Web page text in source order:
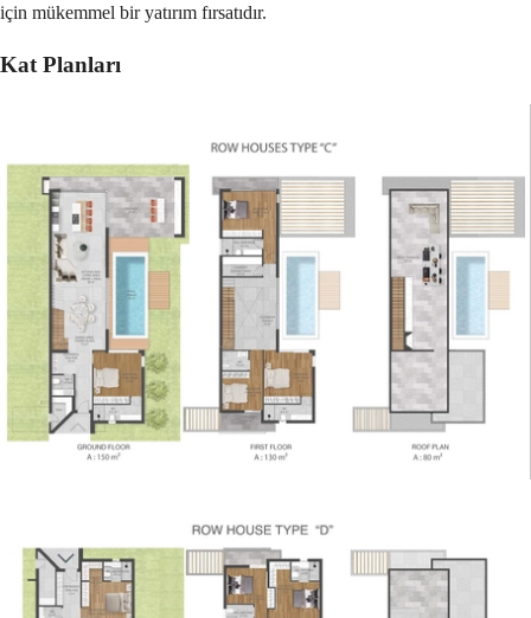
için mükemmel bir yatırım fırsatıdır.
Kat Planları